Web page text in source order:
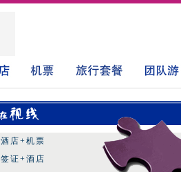
酒店+机票
签证+酒店